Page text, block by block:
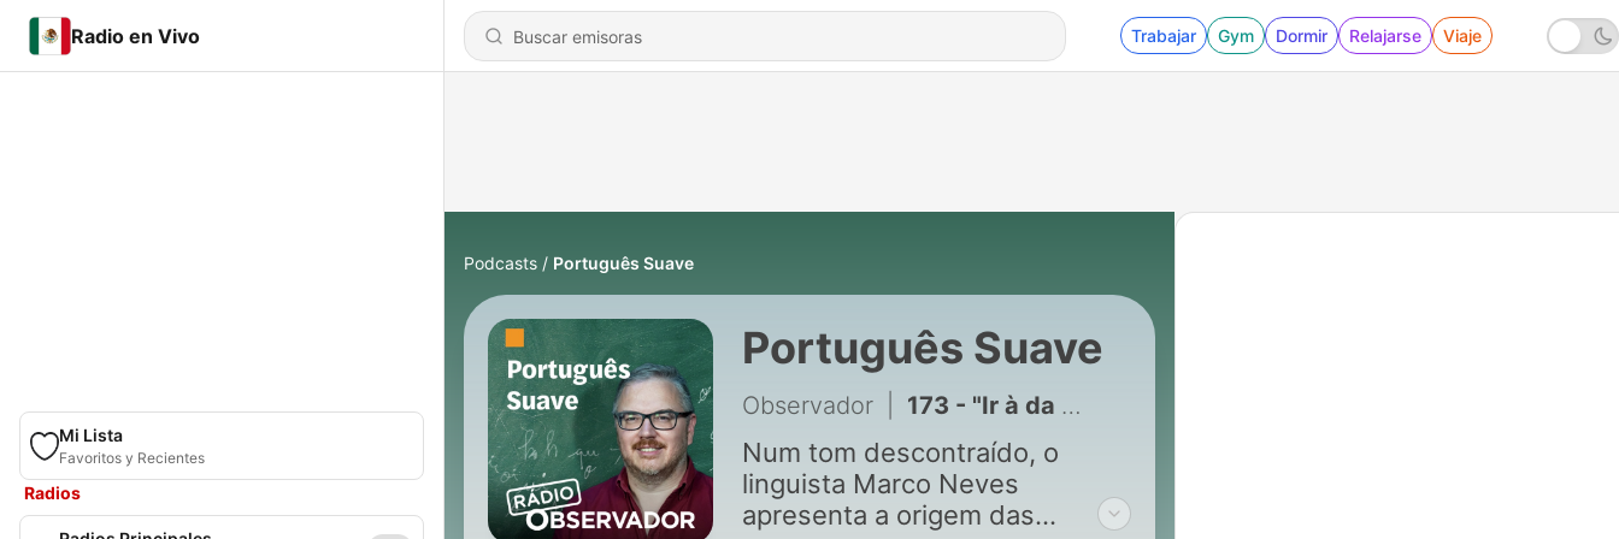
Radio en Vivo Trabajar Gym Dormir Relajarse Viaje
Mi Lista
Favoritos y Recientes
Radios
Podcasts Português Suave
Português Suave
Observador 173 - "Ir à da Maria" é um regionalismo do Algarve?
Num tom descontraído, o
linguista Marco Neves
apresenta a origem das